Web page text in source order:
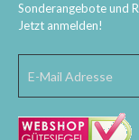
Sonderangebote und
Jetzt anmelden!